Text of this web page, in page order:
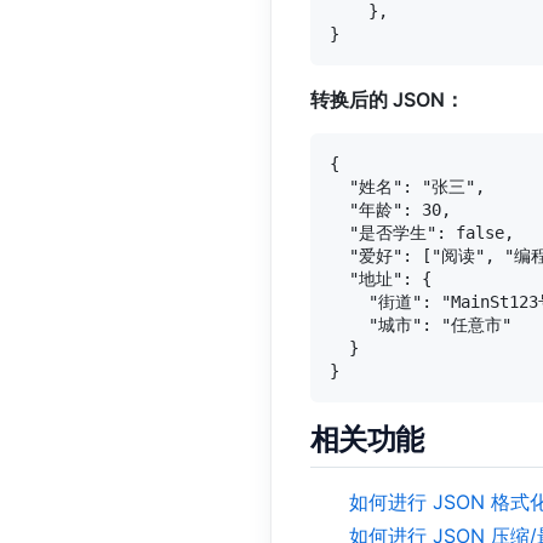
    },
转换后的 JSON：
{
  "姓名": "张三",
  "年龄": 30,
  "是否学生": false,
"爱好": ["阅读", "编
  "地址": {
"街道": "MainSt123
    "城市": "任意市"
  }
相关功能
如何进行 JSON 格式
如何进行 JSON 压缩/